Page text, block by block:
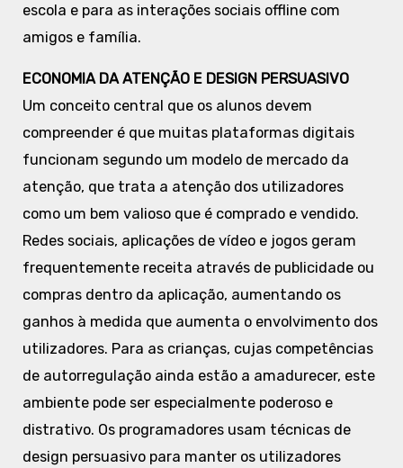
escola e para as interações sociais offline com
amigos e família.
ECONOMIA DA ATENÇÃO E DESIGN PERSUASIVO
Um conceito central que os alunos devem
compreender é que muitas plataformas digitais
funcionam segundo um modelo de mercado da
atenção, que trata a atenção dos utilizadores
como um bem valioso que é comprado e vendido.
Redes sociais, aplicações de vídeo e jogos geram
frequentemente receita através de publicidade ou
compras dentro da aplicação, aumentando os
ganhos à medida que aumenta o envolvimento dos
utilizadores. Para as crianças, cujas competências
de autorregulação ainda estão a amadurecer, este
ambiente pode ser especialmente poderoso e
distrativo. Os programadores usam técnicas de
design persuasivo para manter os utilizadores